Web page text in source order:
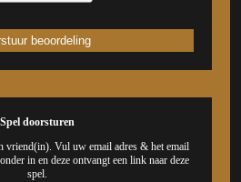
Spel doorsturen
vriend(in). Vul uw email adres & het email
in en deze ontvangt een link naar deze
spel.